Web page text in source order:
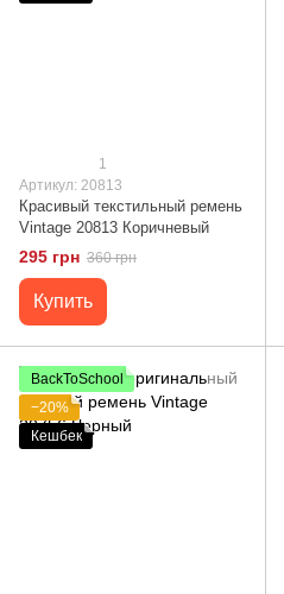
1
Артикул: 20813
Красивый текстильный ремень
Vintage 20813 Коричневый
295 грн 360 грн
Купить
BackToSchool
−20%
Кешбек